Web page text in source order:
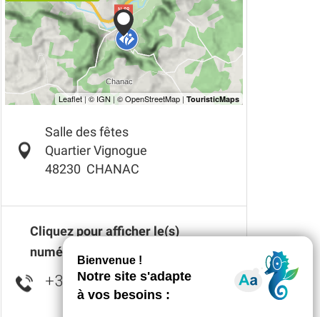
Salle des fêtes
Quartier Vignogue
48230 CHANAC
Cliquez pour afficher le(s)
numéro(s)
+33 6 79 45 70 ▒▒